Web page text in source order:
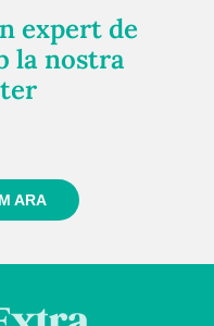
expert de
la nostra
ARA